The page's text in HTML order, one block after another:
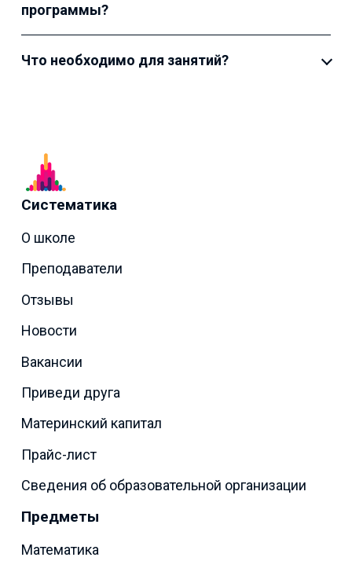
программы?
Что необходимо для занятий?
Систематика
О школе
Преподаватели
Отзывы
Новости
Вакансии
Приведи друга
Материнский капитал
Прайс-лист
Сведения об образовательной организации
Предметы
Математика